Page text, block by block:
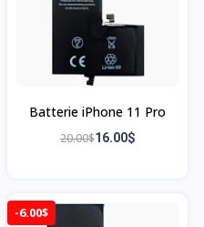
Batterie iPhone 11 Pro
20.00$16.00$
-6.00$